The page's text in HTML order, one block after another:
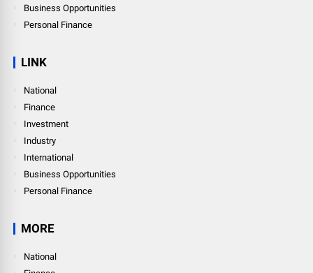
Business Opportunities
Personal Finance
LINK
National
Finance
Investment
Industry
International
Business Opportunities
Personal Finance
MORE
National